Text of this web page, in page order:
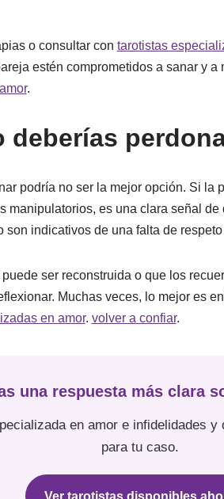
o consultar con tarotistas
estén comprometidos a sanar y
.
deberías
podría no ser la mejor opción. Si la
manipulatorios, es una clara señal
indicativos de una falta de
ser reconstruida o que los
Muchas veces, lo mejor es
en amor. volver a confiar.
una respuesta más clara
en amor e infidelidades
para tu caso.